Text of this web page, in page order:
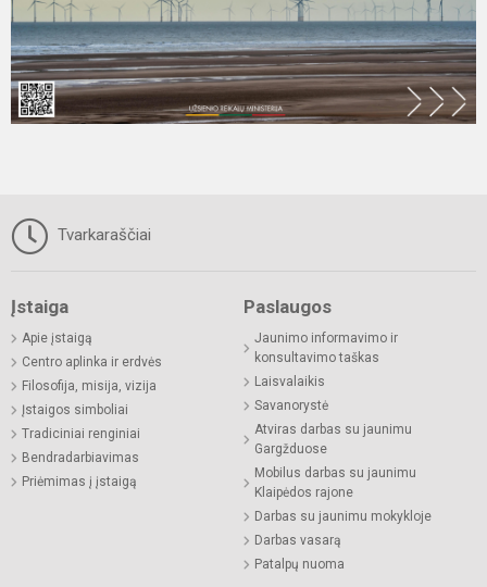
Tvarkaraščiai
Įstaiga
Apie įstaigą
Centro aplinka ir erdvės
Filosofija, misija, vizija
Įstaigos simboliai
Tradiciniai renginiai
Bendradarbiavimas
Priėmimas į įstaigą
Paslaugos
Jaunimo informavimo ir
konsultavimo taškas
Laisvalaikis
Savanorystė
Atviras darbas su jaunimu
Gargžduose
Mobilus darbas su jaunimu
Klaipėdos rajone
Darbas su jaunimu mokykloje
Darbas vasarą
Patalpų nuoma